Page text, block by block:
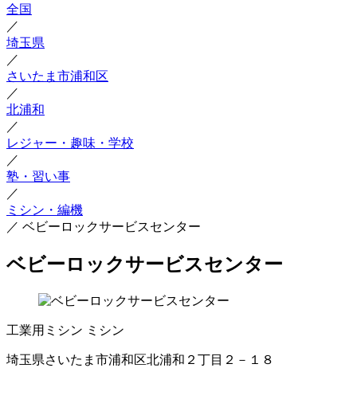
全国
／
埼玉県
／
さいたま市浦和区
／
北浦和
／
レジャー・趣味・学校
／
塾・習い事
／
ミシン・編機
／ ベビーロックサービスセンター
ベビーロックサービスセンター
工業用ミシン ミシン
埼玉県さいたま市浦和区北浦和２丁目２－１８